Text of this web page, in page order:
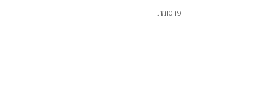
פרסומת